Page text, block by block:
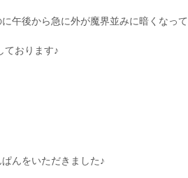
午後から急に外が魔界並みに暗くなって
ております♪
んをいただきました♪